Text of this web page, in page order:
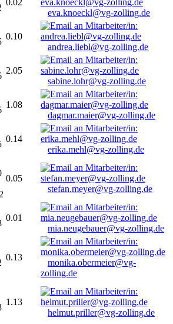
0.02
eva.knoeckl@vg-zolling.de
0.10
andrea.liebl@vg-zolling.de
2.05
sabine.lohr@vg-zolling.de
1.08
dagmar.maier@vg-zolling.de
0.14
erika.mehl@vg-zolling.de
0.05
stefan.meyer@vg-zolling.de
0.01
mia.neugebauer@vg-zolling.de
0.13
monika.obermeier@vg-
zolling.de
1.13
helmut.priller@vg-zolling.de